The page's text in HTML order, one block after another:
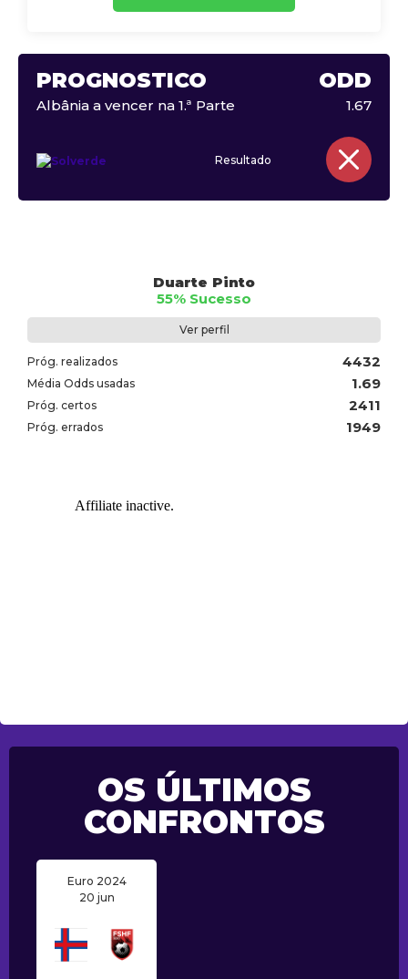
PROGNÓSTICO ODD
Albânia a vencer na 1.ª Parte 1.67
Resultado
Duarte Pinto
55% Sucesso
Ver perfil
Próg. realizados 4432
Média Odds usadas 1.69
Próg. certos 2411
Próg. errados 1949
OS ÚLTIMOS
CONFRONTOS
Euro 2024
20 jun